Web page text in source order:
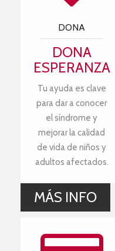
DONA
DONA
ESPERANZA
Tu ayuda es clave
para dar a conocer
el síndrome y
mejorar la calidad
de vida de niños y
adultos afectados.
MÁS INFO